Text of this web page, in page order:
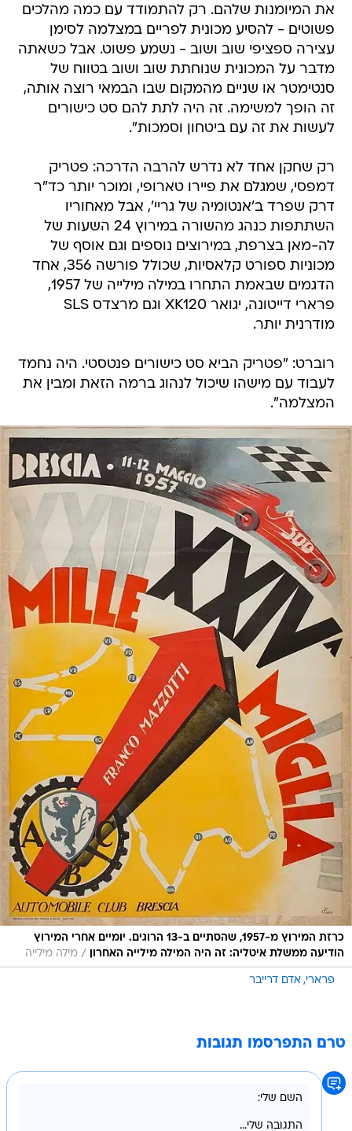
את המיומנות שלהם. רק להתמודד עם כמה מהלכים
פשוטים - להסיע מכונית לפריים במצלמה לסימן
עצירה ספציפי שוב ושוב - נשמע פשוט. אבל כשאתה
מדבר על המכונית שנוחתת שוב ושוב בטווח של
סנטימטר או שניים מהמקום שבו הבמאי רוצה אותה,
זה הופך למשימה. זה היה לתת להם סט כישורים
לעשות את זה עם ביטחון וסמכות".
רק שחקן אחד לא נדרש להרבה הדרכה: פטריק
דמפסי, שמגלם את פיירו טארופי, ומוכר יותר כד"ר
דרק שפרד ב'אנטומיה של גריי', אבל מאחוריו
השתתפות כנהג מהשורה במירוץ 24 השעות של
לה-מאן בצרפת, במירוצים נוספים וגם אוסף של
מכוניות ספורט קלאסיות, שכולל פורשה 356, אחד
הדגמים שבאמת התחרו במילה מילייה של 1957,
פרארי דייטונה, יגואר XK120 וגם מרצדס SLS
מודרנית יותר.
רוברט: "פטריק הביא סט כישורים פנטסטי. היה נחמד
לעבוד עם מישהו שיכול לנהוג ברמה הזאת ומבין את
המצלמה".
כרזת המירוץ מ-1957, שהסתיים ב-13 הרוגים. יומיים אחרי המירוץ
הודיעה ממשלת איטליה: זה היה המילה מילייה האחרון
/ מילה מילייה
פרארי אדם דרייבר
טרם התפרסמו תגובות